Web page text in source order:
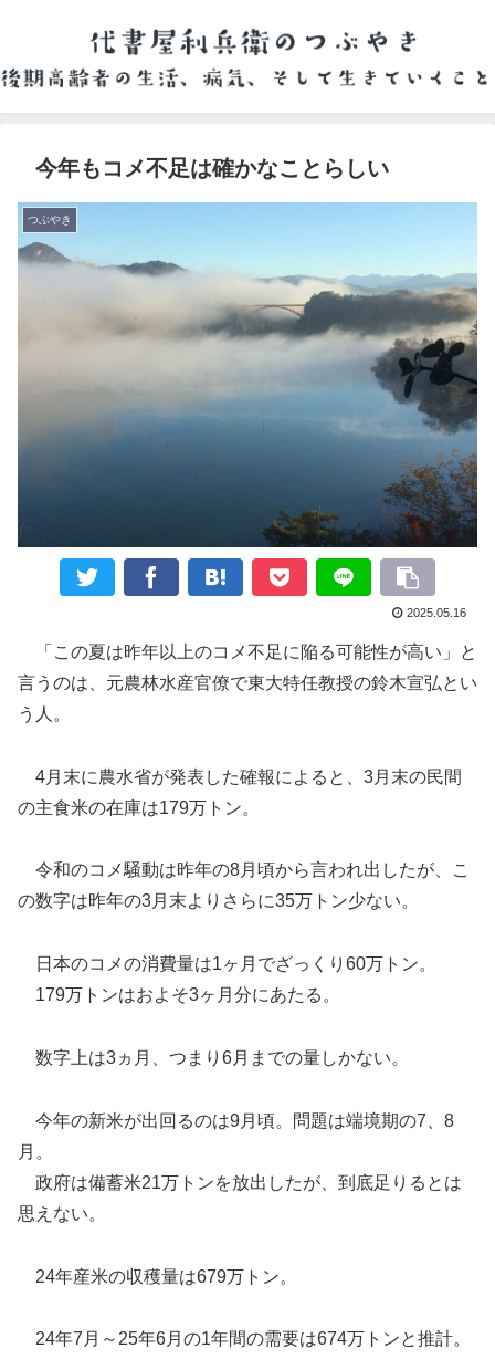
今年もコメ不足は確かなことらしい
つぶやき
2025.05.16
「この夏は昨年以上のコメ不足に陥る可能性が高い」と
言うのは、元農林水産官僚で東大特任教授の鈴木宣弘とい
う人。
4月末に農水省が発表した確報によると、3月末の民間
の主食米の在庫は179万トン。
令和のコメ騒動は昨年の8月頃から言われ出したが、こ
の数字は昨年の3月末よりさらに35万トン少ない。
日本のコメの消費量は1ヶ月でざっくり60万トン。
179万トンはおよそ3ヶ月分にあたる。
数字上は3ヵ月、つまり6月までの量しかない。
今年の新米が出回るのは9月頃。問題は端境期の7、8
月。
政府は備蓄米21万トンを放出したが、到底足りるとは
思えない。
24年産米の収穫量は679万トン。
24年7月～25年6月の1年間の需要は674万トンと推計。